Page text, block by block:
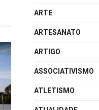
ARTE
ARTESANATO
ARTIGO
ASSOCIATIVISMO
ATLETISMO